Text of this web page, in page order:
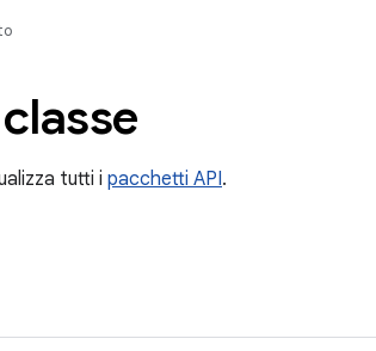
tutti i pacchetti API.